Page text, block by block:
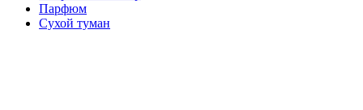
Парфюм
Сухой туман